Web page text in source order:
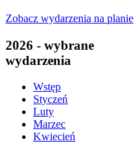
Zobacz wydarzenia na planie
2026 - wybrane
wydarzenia
Wstęp
Styczeń
Luty
Marzec
Kwiecień